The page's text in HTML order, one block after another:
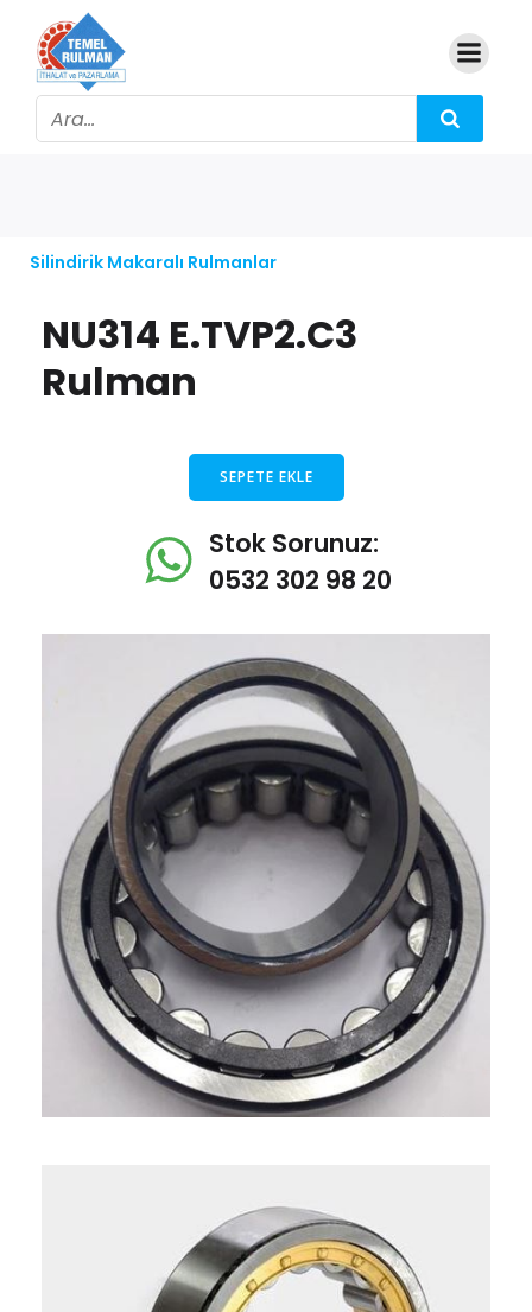
Silindirik Makaralı Rulmanlar
NU314 E.TVP2.C3
Rulman
SEPETE EKLE
Stok Sorunuz:
0532 302 98 20